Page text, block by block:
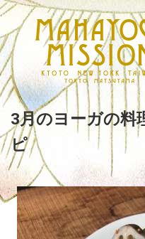
3月のヨーガの料
ピ